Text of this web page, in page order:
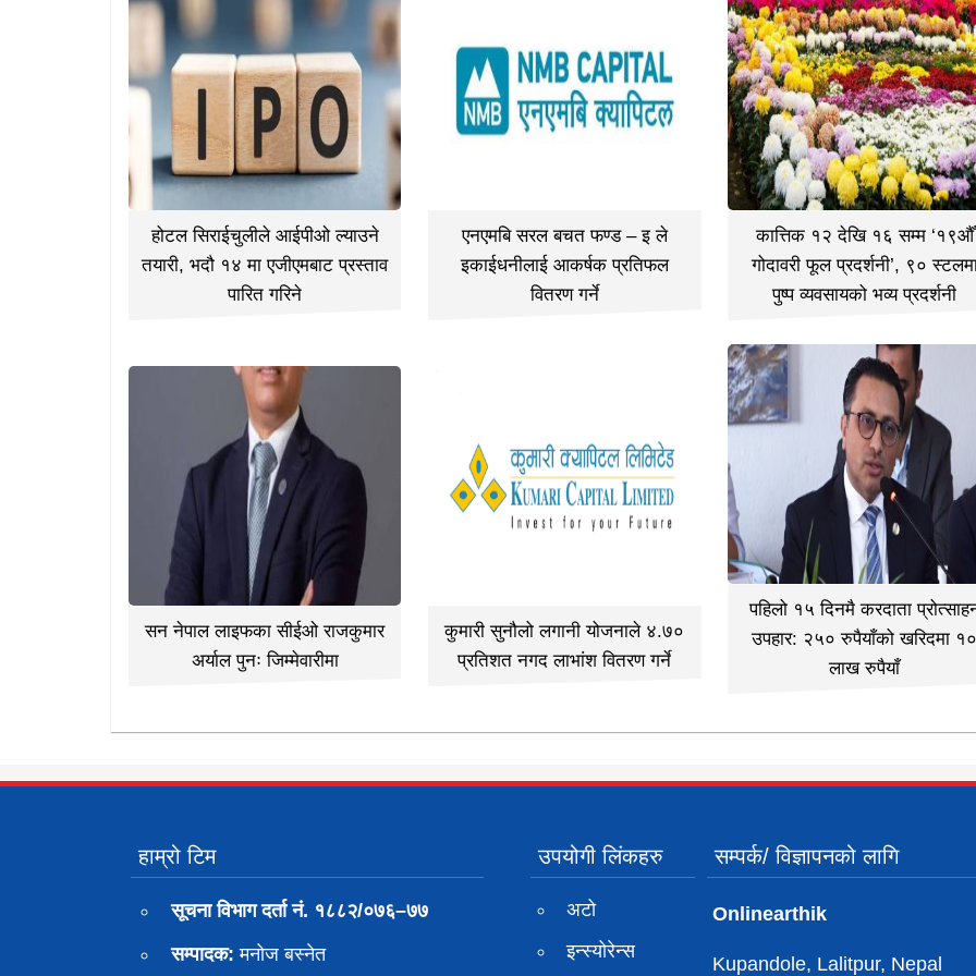
होटल सिराईचुलीले आईपीओ ल्याउने
तयारी, भदौ १४ मा एजीएमबाट प्रस्ताव
पारित गरिने
एनएमबि सरल बचत फण्ड – इ ले
इकाईधनीलाई आकर्षक प्रतिफल
वितरण गर्ने
कात्तिक १२ देखि १६ सम्म ‘१९औँ
गोदावरी फूल प्रदर्शनी’, ९०
पुष्प व्यवसायको भव्य प्रदर्शनी
सन नेपाल लाइफका सीईओ राजकुमार
अर्याल पुनः जिम्मेवारीमा
कुमारी सुनौलो लगानी योजनाले ४.७०
प्रतिशत नगद लाभांश वितरण गर्ने
पहिलो १५ दिनमै करदाता
उपहार: २५० रुपैयाँको खरिदमा
लाख रुपैयाँ
हाम्रो टिम
सूचना विभाग दर्ता नं. १८८२/०७६–७७
सम्पादक: मनोज बस्नेत
उपयोगी लिंकहरु
अटो
इन्स्योरेन्स
सम्पर्क/ विज्ञापनको लागि
Onlinearthik
Kupandole, Lalitpur, Nepal